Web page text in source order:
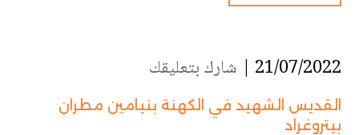
21/07/2022 | شارك بتعليقك
القديس الشهيد في الكهنة بنيامين مطران
بيتروغراد